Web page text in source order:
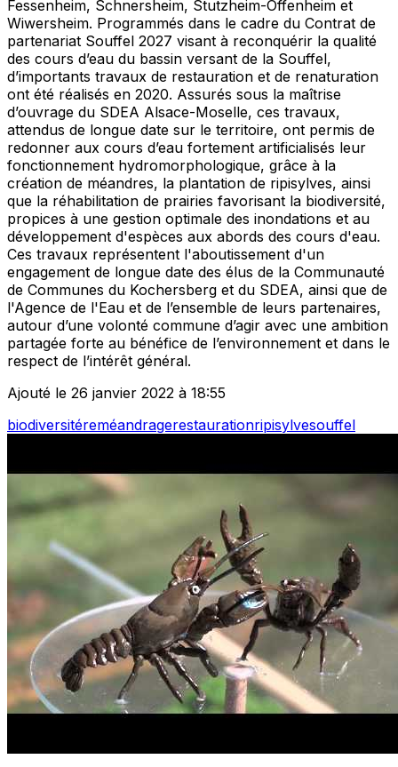
Fessenheim, Schnersheim, Stutzheim-Offenheim et
Wiwersheim. Programmés dans le cadre du Contrat de
partenariat Souffel 2027 visant à reconquérir la qualité
des cours d’eau du bassin versant de la Souffel,
d’importants travaux de restauration et de renaturation
ont été réalisés en 2020. Assurés sous la maîtrise
d’ouvrage du SDEA Alsace-Moselle, ces travaux,
attendus de longue date sur le territoire, ont permis de
redonner aux cours d’eau fortement artificialisés leur
fonctionnement hydromorphologique, grâce à la
création de méandres, la plantation de ripisylves, ainsi
que la réhabilitation de prairies favorisant la biodiversité,
propices à une gestion optimale des inondations et au
développement d'espèces aux abords des cours d'eau.
Ces travaux représentent l'aboutissement d'un
engagement de longue date des élus de la Communauté
de Communes du Kochersberg et du SDEA, ainsi que de
l'Agence de l'Eau et de l’ensemble de leurs partenaires,
autour d’une volonté commune d’agir avec une ambition
partagée forte au bénéfice de l’environnement et dans le
respect de l’intérêt général.
Ajouté le 26 janvier 2022 à 18:55
biodiversitéreméandragerestaurationripisylvesouffel